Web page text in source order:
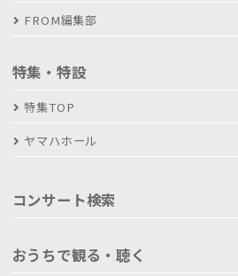
FROM編集部
特集・特設
特集TOP
ヤマハホール
コンサート検索
おうちで観る・聴く